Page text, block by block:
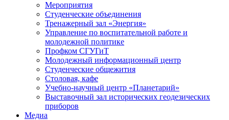
Мероприятия
Студенческие объединения
Тренажерный зал «Энергия»
Управление по воспитательной работе и
молодежной политике
Профком СГУГиТ
Молодежный информационный центр
Студенческие общежития
Столовая, кафе
Учебно-научный центр «Планетарий»
Выставочный зал исторических геодезических
приборов
Медиа